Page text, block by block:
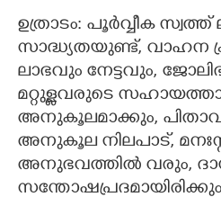
ഉത്രാടം: പൂർവ്വീക സ്വത്ത്
സാദ്ധ്യതയുണ്ട്, വാഹന
ലാഭവും നേട്ടവും,
മറ്റുള്ളവരുടെ
അനുകൂലമാക്കും,
അനുകൂല നിലപാട്,
അനുഭവത്തിൽ വരും,